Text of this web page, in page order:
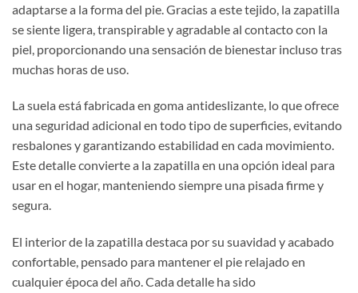
adaptarse a la forma del pie. Gracias a este tejido, la zapatilla
se siente ligera, transpirable y agradable al contacto con la
piel, proporcionando una sensación de bienestar incluso tras
muchas horas de uso.
La suela está fabricada en goma antideslizante, lo que ofrece
una seguridad adicional en todo tipo de superficies, evitando
resbalones y garantizando estabilidad en cada movimiento.
Este detalle convierte a la zapatilla en una opción ideal para
usar en el hogar, manteniendo siempre una pisada firme y
segura.
El interior de la zapatilla destaca por su suavidad y acabado
confortable, pensado para mantener el pie relajado en
cualquier época del año. Cada detalle ha sido